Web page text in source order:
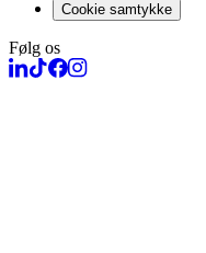
Cookie samtykke
Følg os